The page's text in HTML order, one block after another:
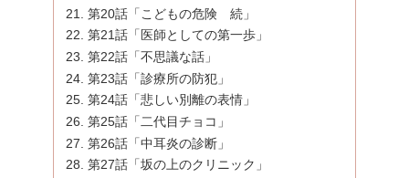
第20話「こどもの危険 続」
第21話「医師としての第一歩」
第22話「不思議な話」
第23話「診療所の防犯」
第24話「悲しい別離の表情」
第25話「二代目チョコ」
第26話「中耳炎の診断」
第27話「坂の上のクリニック」